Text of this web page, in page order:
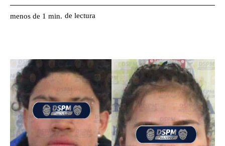
menos de 1 min. de lectura